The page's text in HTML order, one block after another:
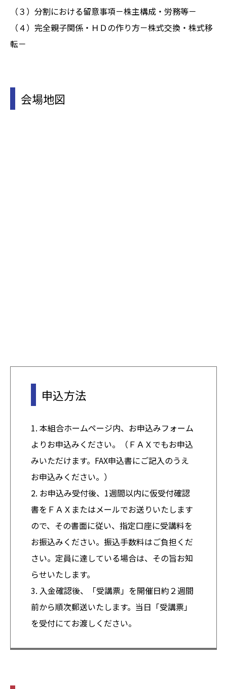
（３）分割における留意事項－株主構成・労務等－
（４）完全親子関係・ＨＤの作り方－株式交換・株式移
転－
会場地図
申込方法
1. 本組合ホームページ内、お申込みフォーム
よりお申込みください。（ＦＡＸでもお申込
みいただけます。FAX申込書にご記入のうえ
お申込みください。）
2. お申込み受付後、1週間以内に仮受付確認
書をＦＡＸまたはメールでお送りいたします
ので、その書面に従い、指定口座に受講料を
お振込みください。振込手数料はご負担くだ
さい。定員に達している場合は、その旨お知
らせいたします。
3. 入金確認後、「受講票」を開催日約２週間
前から順次郵送いたします。当日「受講票」
を受付にてお渡しください。